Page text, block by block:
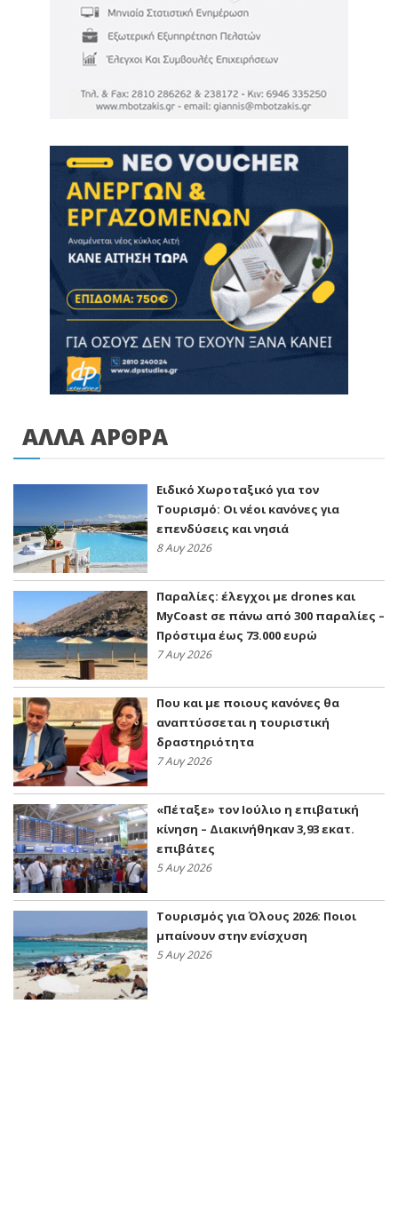
ΑΛΛΑ ΑΡΘΡΑ
Ειδικό Χωροταξικό για τον
Τουρισμό: Οι νέοι κανόνες για
επενδύσεις και νησιά
8 Αυγ 2026
Παραλίες: έλεγχοι με drones και
MyCoast σε πάνω από 300 παραλίες –
Πρόστιμα έως 73.000 ευρώ
7 Αυγ 2026
Που και με ποιους κανόνες θα
αναπτύσσεται η τουριστική
δραστηριότητα
7 Αυγ 2026
«Πέταξε» τον Ιούλιο η επιβατική
κίνηση – Διακινήθηκαν 3,93 εκατ.
επιβάτες
5 Αυγ 2026
Τουρισμός για Όλους 2026: Ποιοι
μπαίνουν στην ενίσχυση
5 Αυγ 2026